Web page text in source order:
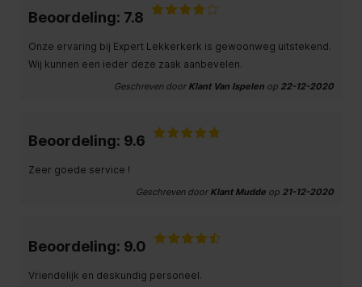
Beoordeling: 7.8
Onze ervaring bij Expert Lekkerkerk is gewoonweg uitstekend.
Wij kunnen een ieder deze zaak aanbevelen.
Geschreven door Klant Van Ispelen op 22-12-2020
Beoordeling: 9.6
Zeer goede service !
Geschreven door Klant Mudde op 21-12-2020
Beoordeling: 9.0
Vriendelijk en deskundig personeel.